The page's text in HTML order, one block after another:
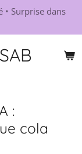
• Surprise dans
:
cola